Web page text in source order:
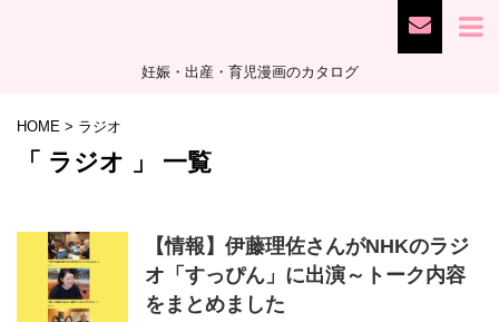
妊娠・出産・育児漫画のカタログ
HOME > ラジオ
「 ラジオ 」 一覧
【情報】伊藤理佐さんがNHKのラジ
オ「すっぴん」に出演～トーク内容
をまとめました